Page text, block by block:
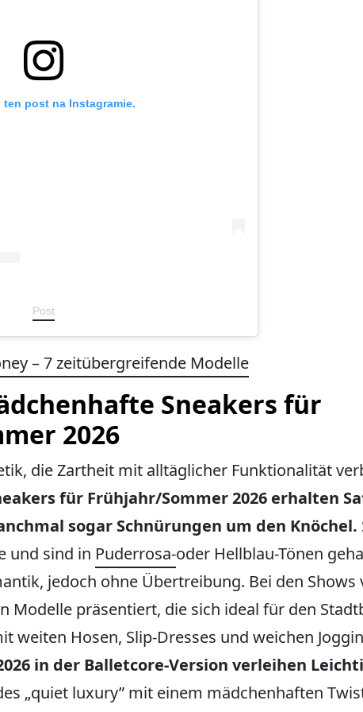
ten post na Instagramie.
Post
– 7 zeitübergreifende Modelle
Sneakers für
2026
die Zartheit mit alltäglicher Funktionalität
für Frühjahr/Sommer 2026 erhalten
sogar Schnürungen um den Knöchel.
und sind in Puderrosa-oder Hellblau-Tönen
jedoch ohne Übertreibung. Bei den Shows
Modelle präsentiert, die sich ideal für den
weiten Hosen, Slip-Dresses und weichen
in der Balletcore-Version verleihen
„quiet luxury” mit einem mädchenhaften